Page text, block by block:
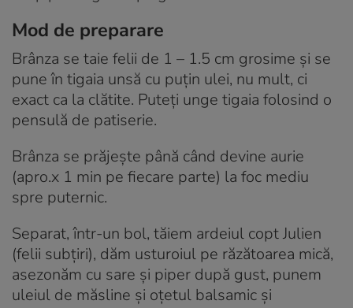
Mod de preparare
Brânza se taie felii de 1 – 1.5 cm grosime și se
pune în tigaia unsă cu puțin ulei, nu mult, ci
exact ca la clătite. Puteți unge tigaia folosind o
pensulă de patiserie.
Brânza se prăjește până când devine aurie
(apro.x 1 min pe fiecare parte) la foc mediu
spre puternic.
Separat, într-un bol, tăiem ardeiul copt Julien
(felii subțiri), dăm usturoiul pe răzătoarea mică,
asezonăm cu sare și piper după gust, punem
uleiul de măsline și oțetul balsamic și